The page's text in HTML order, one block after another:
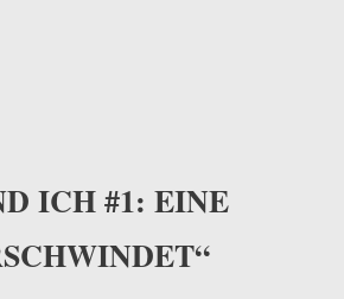
ICH #1: EINE